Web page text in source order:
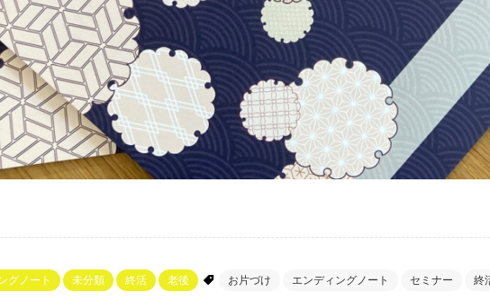
グノート 未分類 終活 老後 お片づけ エンディングノート セミナー 終